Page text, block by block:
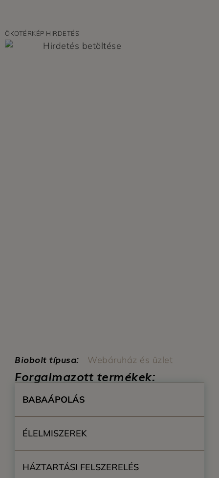
Biobolt típusa: Webáruház és üzlet
Forgalmazott termékek:
BABAÁPOLÁS
ÉLELMISZEREK
HÁZTARTÁSI FELSZERELÉS
ÖKOTÉRKÉP HIRDETÉS